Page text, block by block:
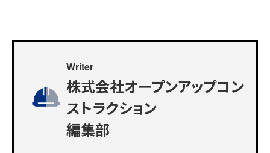
Writer
株式会社オープンアップコン
ストラクション
編集部